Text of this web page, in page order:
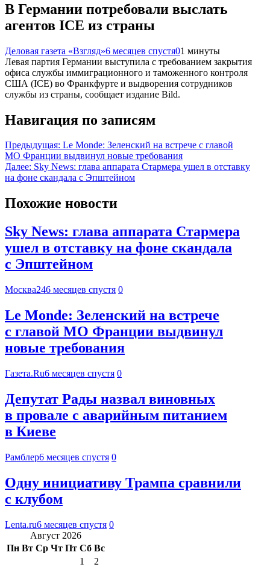
В Германии потребовали выслать
агентов ICE из страны
Деловая газета «Взгляд»6 месяцев спустя01 минуты
Левая партия Германии выступила с требованием закрытия
офиса службы иммиграционного и таможенного контроля
США (ICE) во Франкфурте и выдворения сотрудников
службы из страны, сообщает издание Bild.
Навигация по записям
Предыдущая: Le Monde: Зеленский на встрече с главой
МО Франции выдвинул новые требования
Далее: Sky News: глава аппарата Стармера ушел в отставку
на фоне скандала с Эпштейном
Похожие новости
Sky News: глава аппарата Стармера
ушел в отставку на фоне скандала
с Эпштейном
Москва246 месяцев спустя 0
Le Monde: Зеленский на встрече
с главой МО Франции выдвинул
новые требования
Газета.Ru6 месяцев спустя 0
Депутат Рады назвал виновных
в провале с аварийным питанием
в Киеве
Рамблер6 месяцев спустя 0
Одну инициативу Трампа сравнили
с клубом
Lenta.ru6 месяцев спустя 0
Август 2026
Пн Вт Ср Чт Пт Сб Вс
1
2